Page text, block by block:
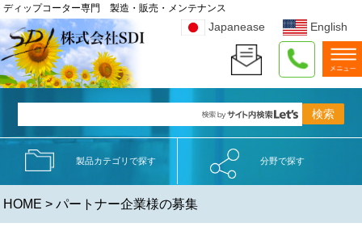
ディップコーター専門 製造・販売・メンテナンス
Japanease English
製品カテゴリで探す 分野で探す
HOME > パートナー企業様の募集